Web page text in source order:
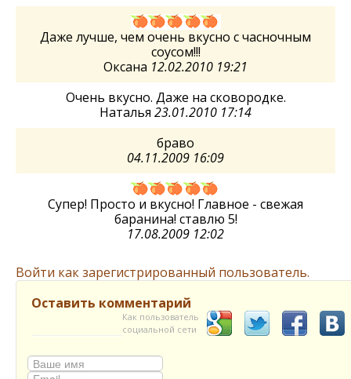
Даже лучше, чем очень вкусно с часночным
соусом!!!
Оксана 12.02.2010 19:21
Очень вкусно. Даже на сковородке.
Наталья 23.01.2010 17:14
браво
04.11.2009 16:09
Супер! Просто и вкусно! Главное - свежая
баранина! ставлю 5!
17.08.2009 12:02
Войти как зарегистрированный пользователь.
Оставить комментарий
Как пользователь
социальной сети